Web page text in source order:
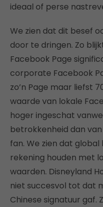
ideaal of perse
We zien dat dit besef
door te dringen. Zo
Facebook Page
corporate Facebook
zo’n Page maar liefst
waarde van lokale
hoger ingeschat
betrokkenheid dan
fan. We zien dat
rekening houden met
waarden. Disneyland
niet succesvol tot dat
Chinese signatuur gaf.